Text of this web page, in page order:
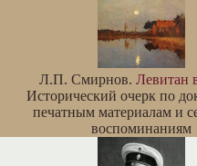
Л.П. Смирнов. Левитан
Исторический очерк по
печатным материалам и
воспоминаниям